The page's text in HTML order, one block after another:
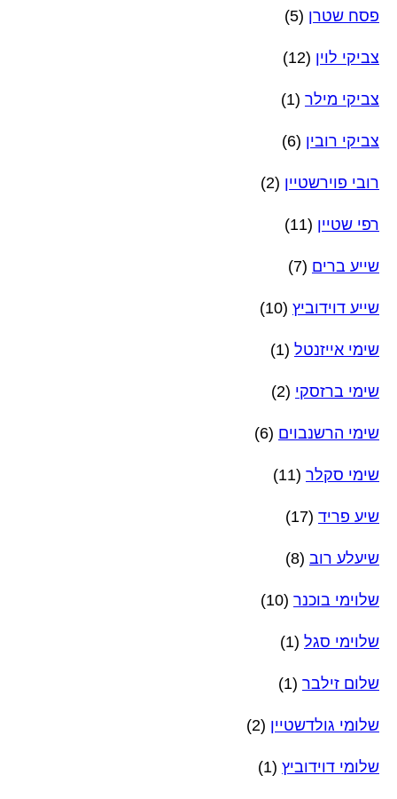
פסח שטרן (5)
צביקי לוין (12)
צביקי מילר (1)
צביקי רובין (6)
רובי פוירשטיין (2)
רפי שטיין (11)
שייע ברים (7)
שייע דוידוביץ (10)
שימי אייזנטל (1)
שימי ברזסקי (2)
שימי הרשנבוים (6)
שימי סקלר (11)
שיע פריד (17)
שיעלע רוב (8)
שלוימי בוכנר (10)
שלוימי סגל (1)
שלום זילבר (1)
שלומי גולדשטיין (2)
שלומי דוידוביץ (1)